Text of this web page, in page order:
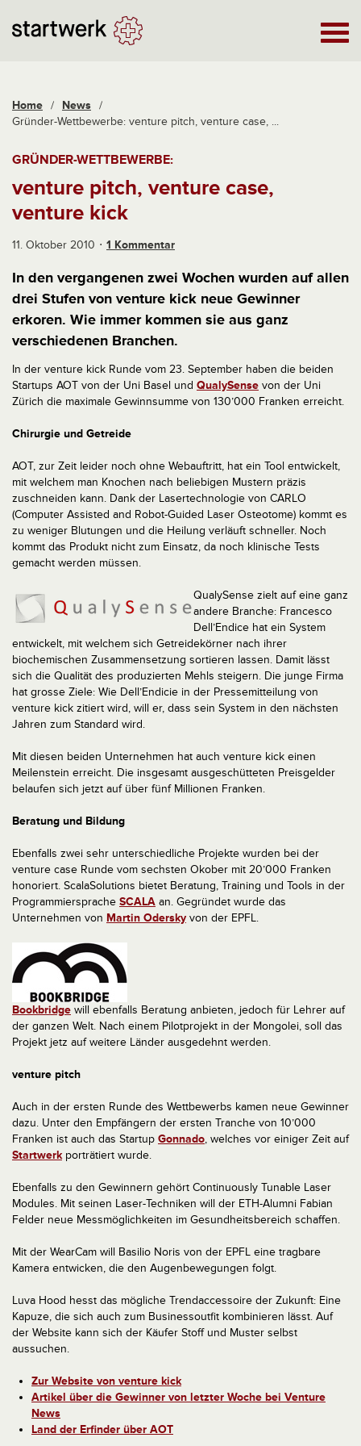
Home / News /
Gründer-Wettbewerbe: venture pitch, venture case, ...
GRÜNDER-WETTBEWERBE:
venture pitch, venture case,
venture kick
11. Oktober 2010 1 Kommentar
In den vergangenen zwei Wochen wurden auf allen
drei Stufen von venture kick neue Gewinner
erkoren. Wie immer kommen sie aus ganz
verschiedenen Branchen.
In der venture kick Runde vom 23. September haben die beiden
Startups AOT von der Uni Basel und QualySense von der Uni
Zürich die maximale Gewinnsumme von 130’000 Franken erreicht.
Chirurgie und Getreide
AOT, zur Zeit leider noch ohne Webauftritt, hat ein Tool entwickelt,
mit welchem man Knochen nach beliebigen Mustern präzis
zuschneiden kann. Dank der Lasertechnologie von CARLO
(Computer Assisted and Robot-Guided Laser Osteotome) kommt es
zu weniger Blutungen und die Heilung verläuft schneller. Noch
kommt das Produkt nicht zum Einsatz, da noch klinische Tests
gemacht werden müssen.
QualySense zielt auf eine ganz
andere Branche: Francesco
Dell’Endice hat ein System
entwickelt, mit welchem sich Getreidekörner nach ihrer
biochemischen Zusammensetzung sortieren lassen. Damit lässt
sich die Qualität des produzierten Mehls steigern. Die junge Firma
hat grosse Ziele: Wie Dell’Endicie in der Pressemitteilung von
venture kick zitiert wird, will er, dass sein System in den nächsten
Jahren zum Standard wird.
Mit diesen beiden Unternehmen hat auch venture kick einen
Meilenstein erreicht. Die insgesamt ausgeschütteten Preisgelder
belaufen sich jetzt auf über fünf Millionen Franken.
Beratung und Bildung
Ebenfalls zwei sehr unterschiedliche Projekte wurden bei der
venture case Runde vom sechsten Okober mit 20’000 Franken
honoriert. ScalaSolutions bietet Beratung, Training und Tools in der
Programmiersprache SCALA an. Gegründet wurde das
Unternehmen von Martin Odersky von der EPFL.
Bookbridge will ebenfalls Beratung anbieten, jedoch für Lehrer auf
der ganzen Welt. Nach einem Pilotprojekt in der Mongolei, soll das
Projekt jetz auf weitere Länder ausgedehnt werden.
venture pitch
Auch in der ersten Runde des Wettbewerbs kamen neue Gewinner
dazu. Unter den Empfängern der ersten Tranche von 10’000
Franken ist auch das Startup Gonnado, welches vor einiger Zeit auf
Startwerkporträtiert wurde.
Ebenfalls zu den Gewinnern gehört Continuously Tunable Laser
Modules. Mit seinen Laser-Techniken will der ETH-Alumni Fabian
Felder neue Messmöglichkeiten im Gesundheitsbereich schaffen.
Mit der WearCam will Basilio Noris von der EPFL eine tragbare
Kamera entwicken, die den Augenbewegungen folgt.
Luva Hood hesst das mögliche Trendaccessoire der Zukunft: Eine
Kapuze, die sich auch zum Businessoutfit kombinieren lässt. Auf
der Website kann sich der Käufer Stoff und Muster selbst
aussuchen.
Zur Website von venture kick
Artikel über die Gewinner von letzter Woche bei Venture
News
Land der Erfinder über AOT